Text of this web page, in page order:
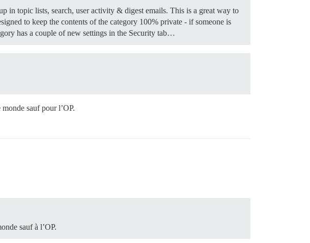
in topic lists, search, user activity & digest emails. This is a great way to
to keep the contents of the category 100% private - if someone is
has a couple of new settings in the Security tab…
sauf pour l’OP.
sauf à l’OP.